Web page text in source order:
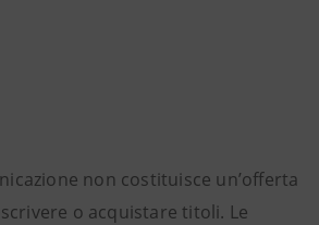
non costituisce un’offerta
o acquistare titoli. Le